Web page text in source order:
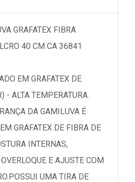
GRAFATEX FIBRA
40 CM CA 36841
EM GRAFATEX DE
- ALTA TEMPERATURA.
DA GAMILUVA É
GRAFATEX DE FIBRA DE
INTERNAS,
E AJUSTE COM
UMA TIRA DE